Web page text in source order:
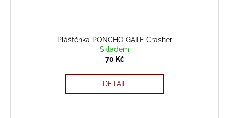
Pláštěnka PONCHO GATE Crasher
Skladem
70 Kč
DETAIL